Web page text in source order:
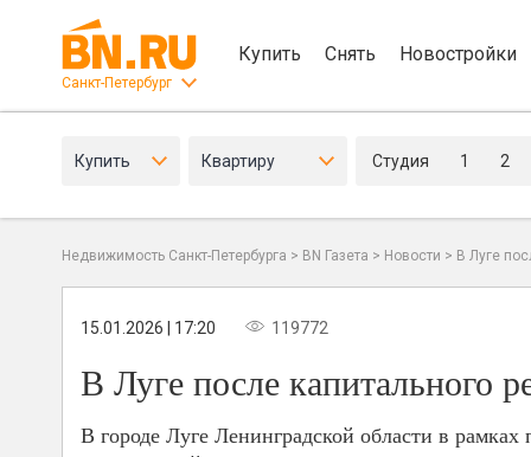
Санкт-Петербург
Купить Снять Новостройки
Купить Квартиру Студия 1 2
Недвижимость Санкт-Петербурга > BN Газета > Новости > В Луге
15.01.2026 | 17:20 119772
В Луге после капитального
В городе Луге Ленинградской области в